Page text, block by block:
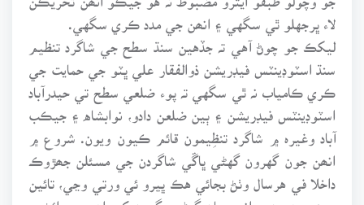
لاء ڀرجهلو ٿي سگهي ۽ انھن جي مدد ڪري سگهي.
ليکڪ جو چوڻ آهي تہ جڏهين سنڌ سطح جي شاگرد تنظيم
سنڌ اسٽوڊينٽس فيڊريشن ذوالفقار علي ڀٽو جي حمايت جي
ڪري ڪامياب نہ ٿي سگهي تہ پوء ضلعي سطح تي حيدرآباد
اسٽوڊينٽس فيڊريشن ۽ ٻين ضلعن دادو، نوابشاه ۽ جيڪب
آباد وغيرہ ۾ شاگرد تنظِيمون قائم ڪيون ويون. شروع ۾
انھن جون گهرون گهڻي ڀاڱي شاگردن جي مسئلن جھڙوڪ
داخلا في هرسال وٺڻ بجائي هڪ ڀيرو ئي ورتي وڃي، تائين
محدود هيون ۽ انھن مان گهڻين گهرن کي اهي مڃرائڻ ۾